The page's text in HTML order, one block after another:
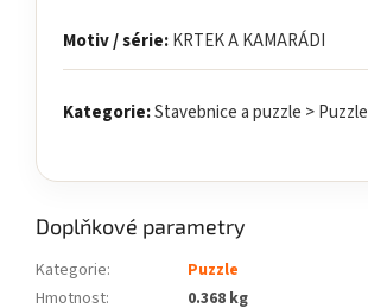
Motiv / série:KRTEK A KAMARÁDI
Kategorie:Stavebnice a puzzle > Puzzle
Doplňkové parametry
Kategorie:
Puzzle
Hmotnost:
0.368 kg